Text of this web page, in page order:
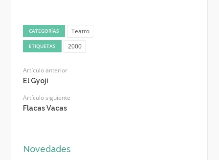
CATEGORÍAS Teatro
ETIQUETAS 2000
Artículo anterior
El Gyoji
Artículo siguiente
Flacas Vacas
Novedades